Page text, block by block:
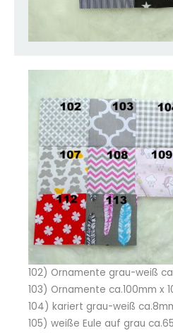
102) Ornamente grau-weiß
103) Ornamente ca.100mm x
104) kariert grau-weiß
105) weiße Eule auf grau